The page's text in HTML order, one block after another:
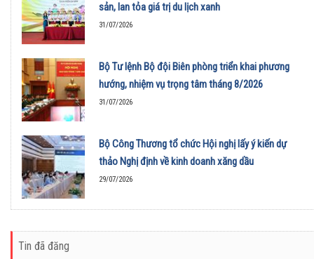
sản, lan tỏa giá trị du lịch xanh
31/07/2026
Bộ Tư lệnh Bộ đội Biên phòng triển khai phương
hướng, nhiệm vụ trọng tâm tháng 8/2026
31/07/2026
Bộ Công Thương tổ chức Hội nghị lấy ý kiến dự
thảo Nghị định về kinh doanh xăng dầu
29/07/2026
Tin đã đăng